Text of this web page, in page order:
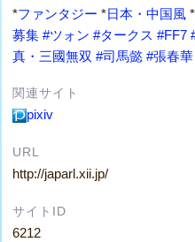
*ファンタジー *日本・中国風 *
募集 #ツォン #タークス #FF7
真・三國無双 #司馬懿 #張春華
関連サイト
pixiv
URL
http://japarl.xii.jp/
サイトID
6212